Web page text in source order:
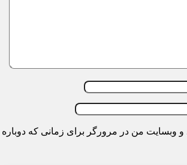
و وبسایت من در مرورگر برای زمانی که